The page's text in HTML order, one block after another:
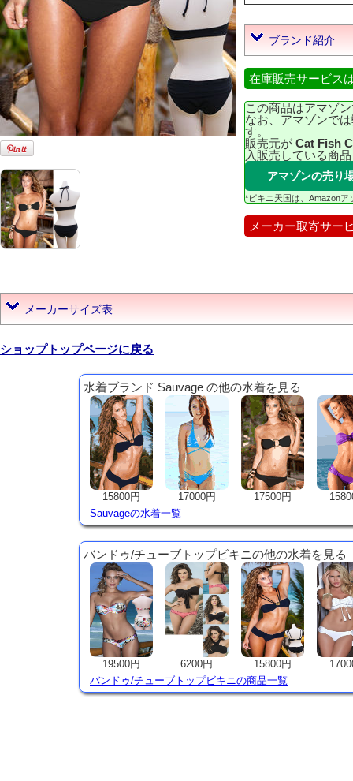
ブランド紹介
在庫販売サービス
この商品はアマゾ
なお、アマゾンで
す。
販売元が Cat Fish
入販売している商
アマゾンの売り
*ビキニ天国は、Amazon
メーカー取寄サー
メーカーサイズ表
ショップトップページに戻る
水着ブランド Sauvage の他の水着を見る
15800円 17000円 17500円
Sauvageの水着一覧
バンドゥ/チューブトップビキニの他の水着を見る
19500円 6200円 15800円
バンドゥ/チューブトップビキニの商品一覧